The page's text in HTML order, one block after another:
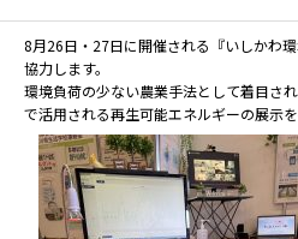
8月26日・27日に開催される『いしかわ
協力します。
環境負荷の少ない農業手法として着目さ
で活用される再生可能エネルギーの展示を